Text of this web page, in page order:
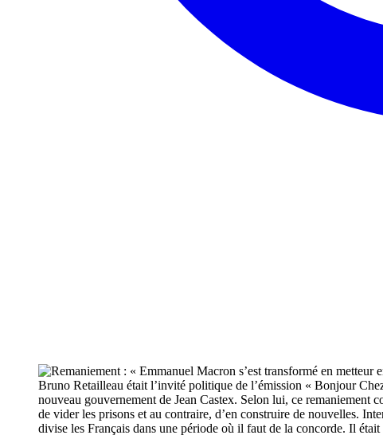
Bruno Retailleau était l’invité politique de l’émission « Bonjour
nouveau gouvernement de Jean Castex. Selon lui, ce remaniement
de vider les prisons et au contraire, d’en construire de nouvelles.
divise les Français dans une période où il faut de la concorde. Il